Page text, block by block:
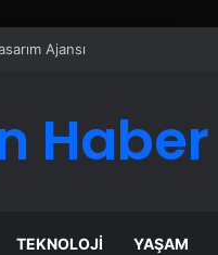
Haber
TEKNOLOJI YAŞAM